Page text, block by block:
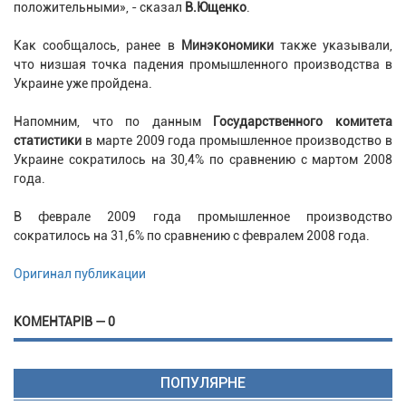
положительными», - сказал В.Ющенко.
Как сообщалось, ранее в Минэкономикитакже указывали,
что низшая точка падения промышленного производства в
Украине уже пройдена.
Напомним, что по данным
Государственного комитета
статистики в марте 2009 года промышленное производство в
Украине сократилось на 30,4% по сравнению с мартом 2008
года.
В феврале 2009 года промышленное производство
сократилось на 31,6% по сравнению с февралем 2008 года.
Оригинал публикации
КОМЕНТАРІВ — 0
ПОПУЛЯРНЕ